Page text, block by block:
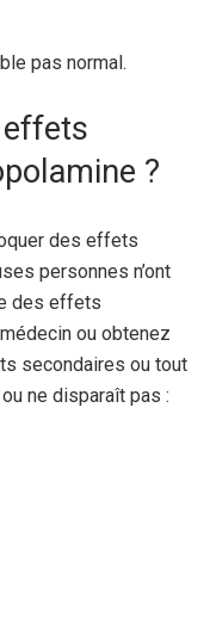
pas normal.
?
des effets
personnes n’ont
des effets
ou obtenez
secondaires ou tout
ne disparaît pas :